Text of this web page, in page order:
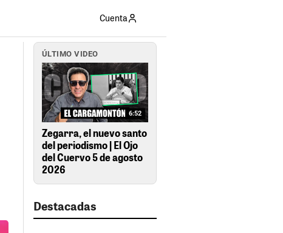
Cuenta
ÚLTIMO VIDEO
6:52
Zegarra, el nuevo santo
del periodismo | El Ojo
del Cuervo 5 de agosto
2026
Destacadas